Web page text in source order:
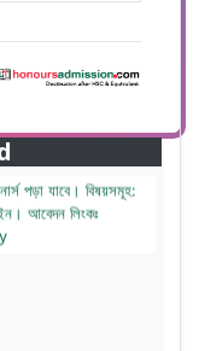
পড়া যাবে। বিষয়সমূহ:
আবেদন লিংকঃ